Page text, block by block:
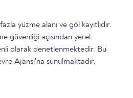
yüzme alanı ve göl kayıtlıdır.
güvenliği açısından yerel
olarak denetlenmektedir. Bu
Ajansı'na sunulmaktadır.